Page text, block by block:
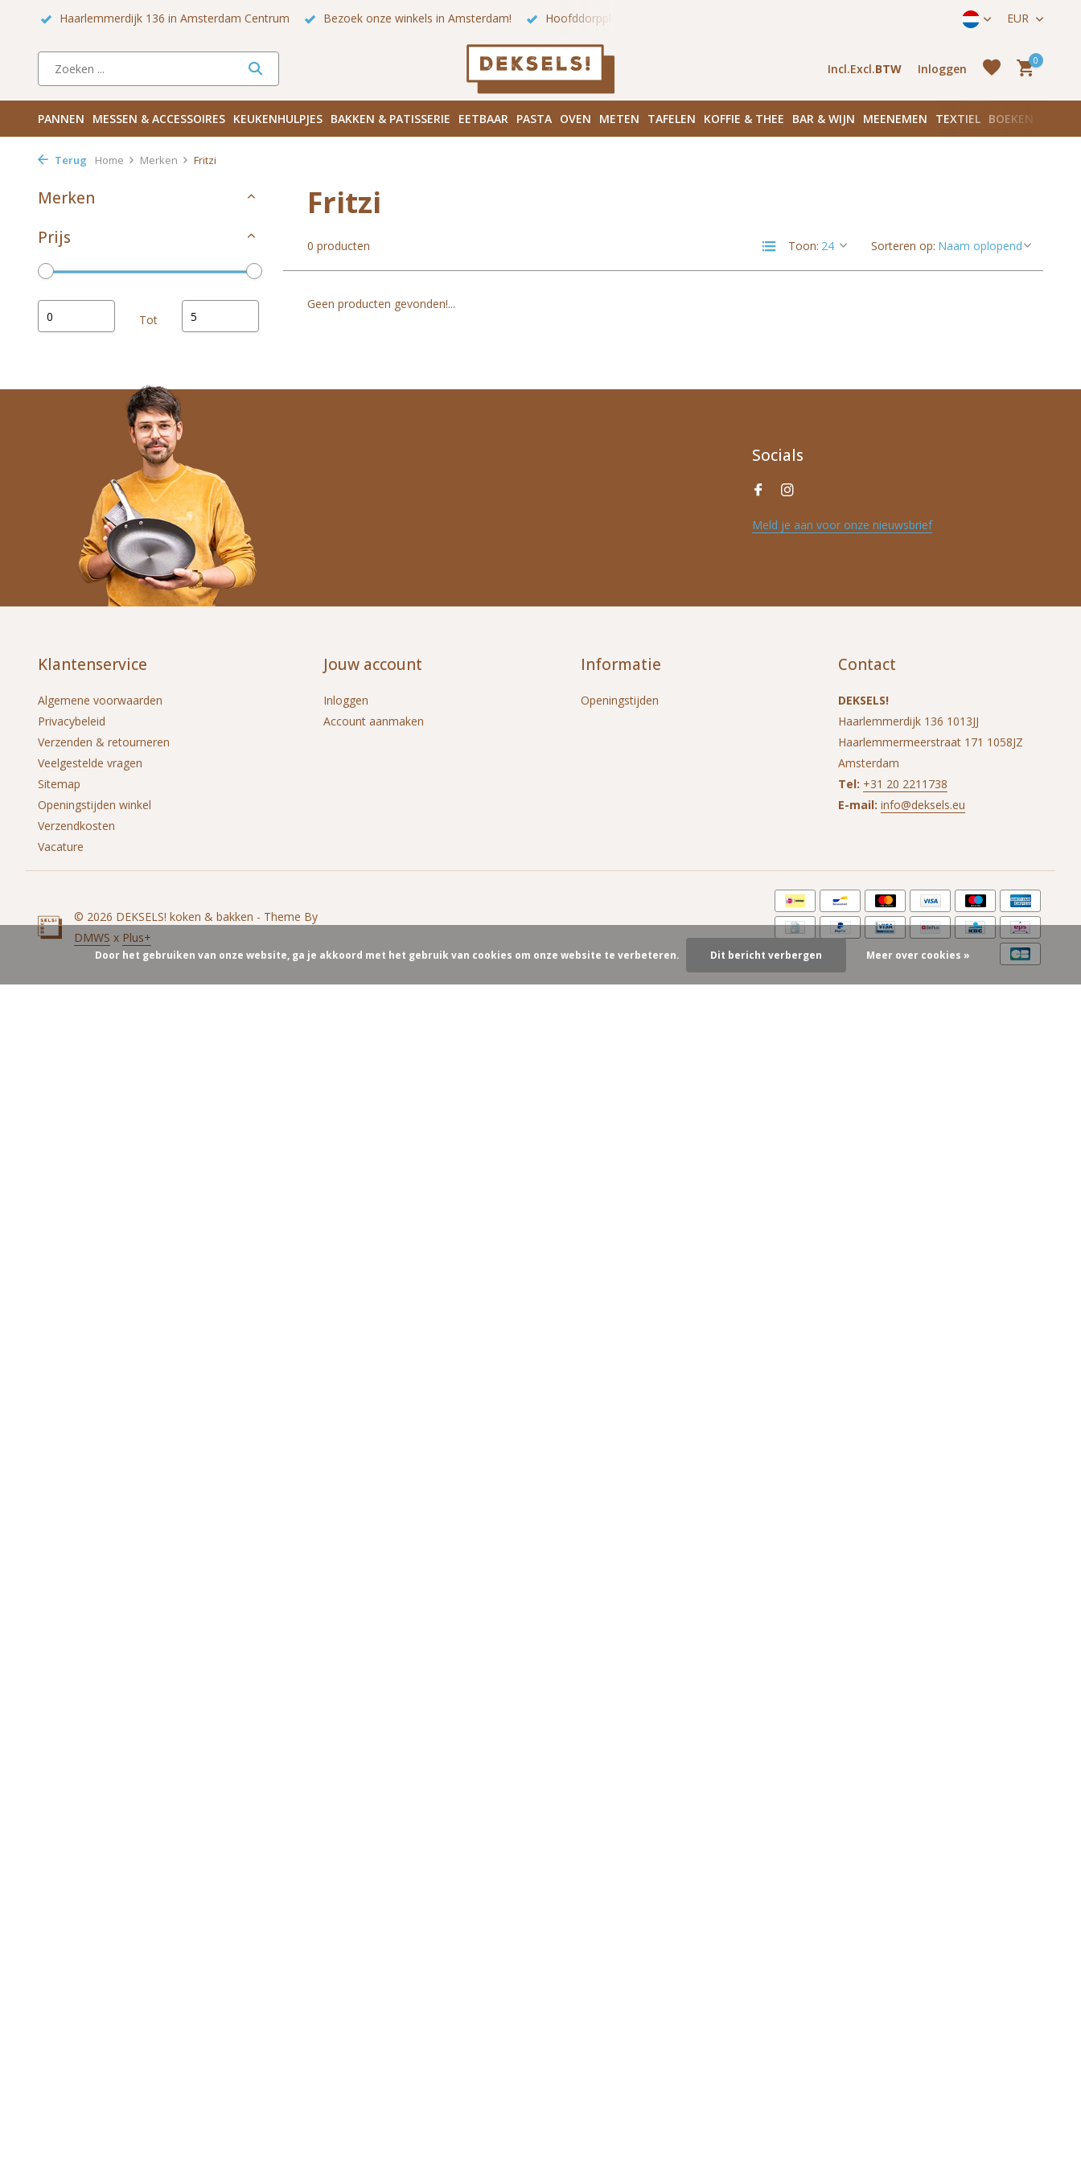
Haarlemmerdijk 136 in Amsterdam Centrum Bezoek onze winkels in Amsterdam! Hoofddorpplein (Haarlemmermeerstraat 171) in Amsterdam Zuid EUR
Incl.Excl.BTW Inloggen
aanmaken
0
PANNEN MESSEN & ACCESSOIRES KEUKENHULPJES BAKKEN & PATISSERIE EETBAAR PASTA OVEN METEN TAFELEN KOFFIE & THEE BAR & WIJN MEENEMEN TEXTIEL BOEKEN
Terug Home Merken Fritzi
Merken
Prijs
Tot
Fritzi
0 producten Toon: Sorteren op:
Geen producten gevonden!...
Socials
Meld je aan voor onze nieuwsbrief
Klantenservice
Algemene voorwaarden
Privacybeleid
Verzenden & retourneren
Veelgestelde vragen
Sitemap
Openingstijden winkel
Verzendkosten
Vacature
Jouw account
Inloggen
Account aanmaken
Informatie
Openingstijden
Contact
DEKSELS!
Haarlemmerdijk 136 1013JJ
Haarlemmermeerstraat 171 1058JZ
Amsterdam
Tel: +31 20 2211738
E-mail: info@deksels.eu
© 2026 DEKSELS! koken & bakken - Theme By
DMWS x Plus+
Door het gebruiken van onze website, ga je akkoord met het gebruik van cookies om onze website te verbeteren. Dit bericht verbergen Meer over cookies »